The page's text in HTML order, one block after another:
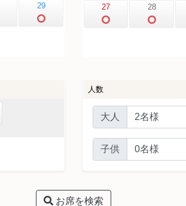
29 27 28
人数
大人
子供
お席を検索